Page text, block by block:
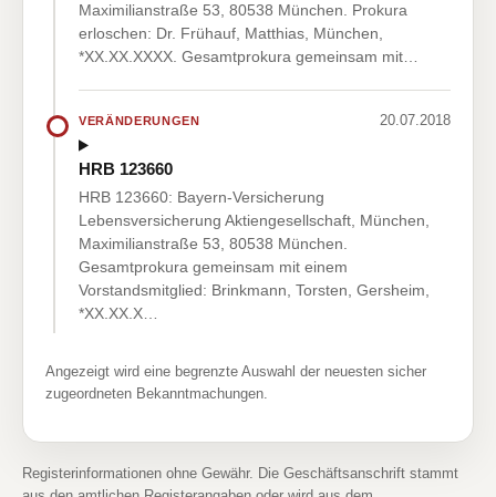
Maximilianstraße 53, 80538 München. Prokura
erloschen: Dr. Frühauf, Matthias, München,
*XX.XX.XXXX. Gesamtprokura gemeinsam mit…
VERÄNDERUNGEN 20.07.2018
HRB 123660
HRB 123660: Bayern-Versicherung
Lebensversicherung Aktiengesellschaft, München,
Maximilianstraße 53, 80538 München.
Gesamtprokura gemeinsam mit einem
Vorstandsmitglied: Brinkmann, Torsten, Gersheim,
*XX.XX.X…
Angezeigt wird eine begrenzte Auswahl der neuesten sicher
zugeordneten Bekanntmachungen.
Registerinformationen ohne Gewähr. Die Geschäftsanschrift stammt